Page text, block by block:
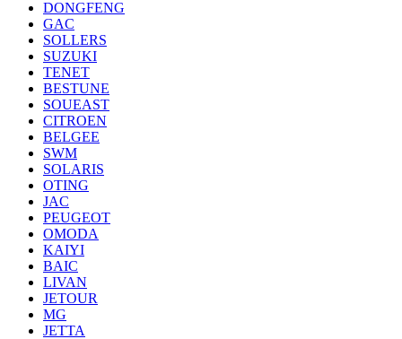
DONGFENG
GAC
SOLLERS
SUZUKI
TENET
BESTUNE
SOUEAST
CITROEN
BELGEE
SWM
SOLARIS
OTING
JAC
PEUGEOT
OMODA
KAIYI
BAIC
LIVAN
JETOUR
MG
JETTA